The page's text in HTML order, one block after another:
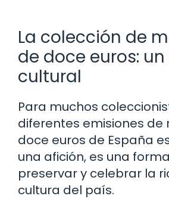
La colección de
de doce euros:
cultural
Para muchos
diferentes emisiones de
doce euros de España
una afición, es una
preservar y celebrar la
cultura del país.